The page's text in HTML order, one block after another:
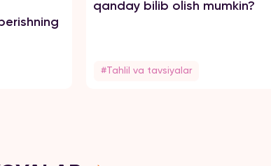
qanday bilib olish mumkin?
#Tahlil va tavsiyalar